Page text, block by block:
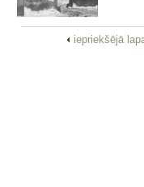
iepriekšējā